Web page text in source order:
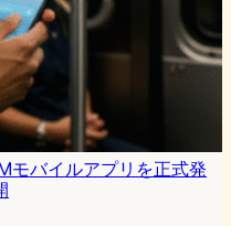
バイルアプリを正式発